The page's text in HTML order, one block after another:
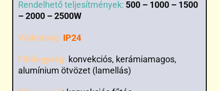
Rendelhető teljesítmények: 500 – 1000 – 1500
– 2000 – 2500W
Védettség: IP24
Fűtőegység: konvekciós, kerámiamagos,
alumínium ötvözet (lamellás)